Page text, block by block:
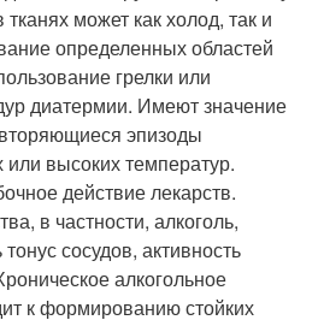
может как холод, так и
определенных областей
грелки или
диатермии. Имеют значение
эпизоды
или высоких температур.
действие лекарств.
в частности, алкоголь,
сосудов, активность
алкогольное
к формированию стойких